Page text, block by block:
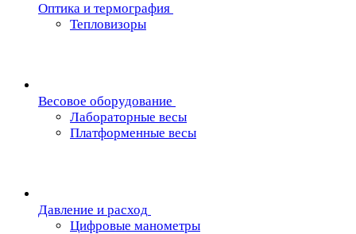
Oптика и термография
Тепловизоры
Весовое оборудование
Лабораторные весы
Платформенные весы
Давление и расход
Цифровые манометры